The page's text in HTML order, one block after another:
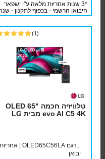
*3 שנות אחריות מלאה ע"י ישפאר
היבואן הרשמי - בכפוף לתקנון -
אחריות מלאה + 2 שנות אחריות
(1)
טלוויזיה חכמה "65 OLED
evo AI C5 4K מבית LG
...דגם OLED65C56LA | אחריות
יבואן